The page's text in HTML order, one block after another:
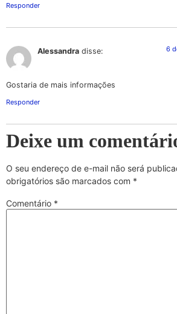
Responder
Alessandra disse: 6
Gostaria de mais informações
Responder
Deixe um
O seu endereço de e-mail não será
obrigatórios são marcados com *
Comentário *